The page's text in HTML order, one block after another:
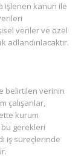
işlenen kanun ile
veriler ve özel
adlandırılacaktır.
belirtilen verinin
çalışanlar,
kurum
gerekleri
iş süreçlerinde